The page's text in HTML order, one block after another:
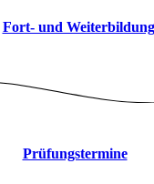
Fort- und Weiterbildung
Prüfungstermine